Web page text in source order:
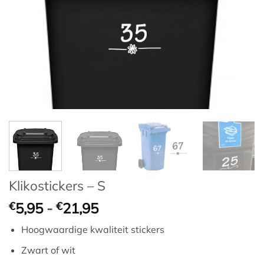
Klikostickers – S
€5,95 - €21,95Prijsklasse:
€5,95
tot
Hoogwaardige kwaliteit stickers
Zwart of wit